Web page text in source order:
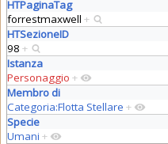
HTPaginaTag
forrestmaxwell +
HTSezioneID
98 +
Istanza
Personaggio +
Membro di
Categoria:Flotta Stellare +
Specie
Umani +